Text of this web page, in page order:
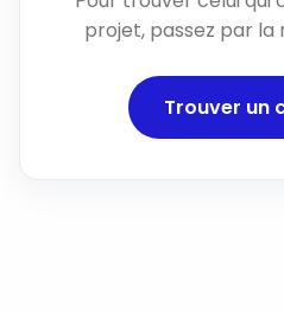
projet, passez par la
Trouver un